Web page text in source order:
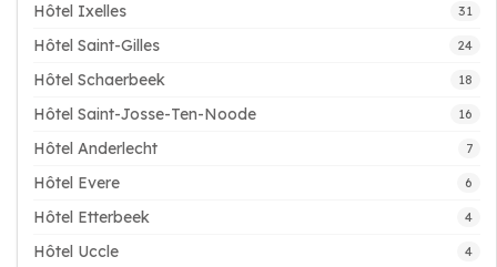
Hôtel Ixelles
31
Hôtel Saint-Gilles 24
Hôtel Schaerbeek 18
Hôtel Saint-Josse-Ten-Noode 16
Hôtel Anderlecht 7
Hôtel Evere 6
Hôtel Etterbeek 4
Hôtel Uccle 4